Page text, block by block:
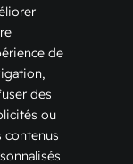
boulevard
Québec J6E
sur Google Map →
de
des
ou
contenus